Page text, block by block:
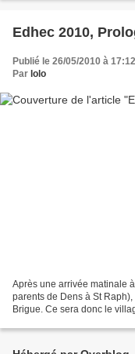
Edhec 2010,
Publié le 26/05/2010 à 17:12
Par lolo
Après une arrivée matinale
parents de Dens à St
Brigue. Ce sera donc le